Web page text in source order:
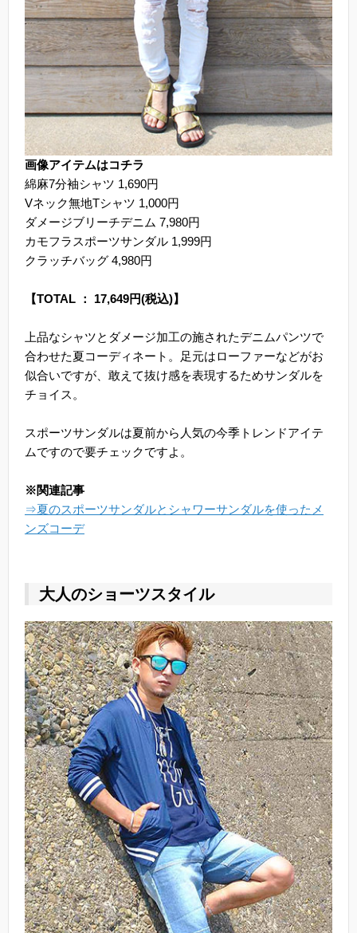
画像アイテムはコチラ
綿麻7分袖シャツ 1,690円
Vネック無地Tシャツ 1,000円
ダメージブリーチデニム 7,980円
カモフラスポーツサンダル 1,999円
クラッチバッグ 4,980円
【TOTAL ： 17,649円(税込)】
上品なシャツとダメージ加工の施されたデニムパンツで
合わせた夏コーディネート。足元はローファーなどがお
似合いですが、敢えて抜け感を表現するためサンダルを
チョイス。
スポーツサンダルは夏前から人気の今季トレンドアイテ
ムですので要チェックですよ。
※関連記事
⇒夏のスポーツサンダルとシャワーサンダルを使ったメ
ンズコーデ
大人のショーツスタイル